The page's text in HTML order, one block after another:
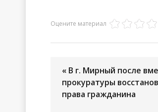
Оцените материал
« В г. Мирный после
прокуратуры
права гражданина